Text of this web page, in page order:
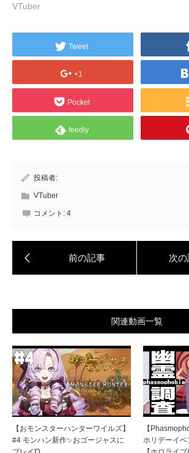
VTuber
Tweet
+1
Pocket
feedly
投稿者:
VTuber
コメント: 4
関連動画一覧
【おモンスターハンターワイルズ】
#4 モンハン新作✨おゴージャスに
【
ホリデーイベ